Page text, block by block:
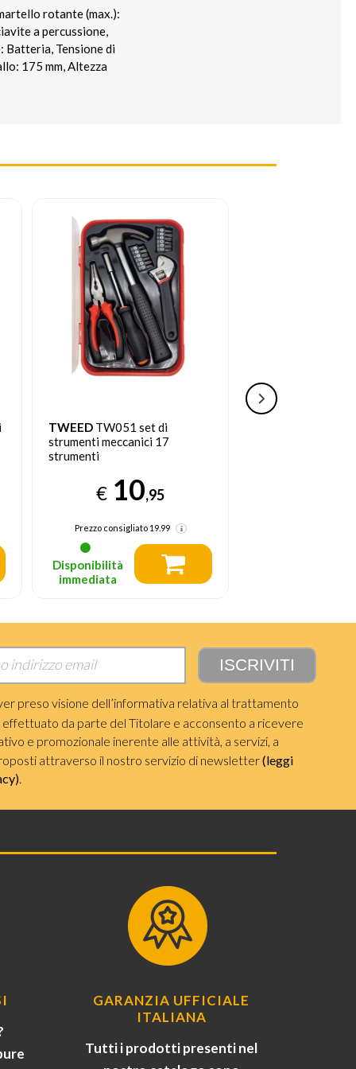
rotante (max.):
a percussione,
Batteria, Tensione di
175 mm, Altezza
TWEED TW051 set di
strumenti meccanici 17
strumenti
€ 10,95
Prezzo consigliato19.99
Disponibilità
immediata
preso visione dell’informativa relativa al trattamento
effettuato da parte del Titolare e acconsento a ricevere
e promozionale inerente alle attività, a servizi, a
attraverso il nostro servizio di newsletter(leggi
.
GARANZIA UFFICIALE
ITALIANA
Tutti i prodotti presenti nel